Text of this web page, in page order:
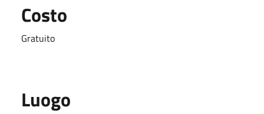
Costo
Gratuito
Luogo